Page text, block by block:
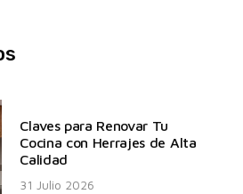
Claves para Renovar Tu
Cocina con Herrajes de Alta
Calidad
31 Julio 2026